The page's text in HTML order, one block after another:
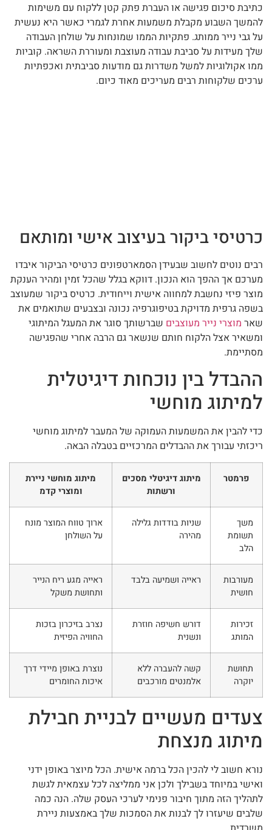
כתיבת סיכום פגישה או העברת פתק קטן ללקוח עם משימות
להמשך השבוע מקבלת משמעות אחרת לגמרי כאשר היא נעשית
על גבי נייר ממותג. פתקיות הממו שמונחות על שולחן העבודה
שלך מעידות על סביבת עבודה מעוצבת ומעוררת השראה. קוביות
ממו אקולוגיות למשל משדרות גם מודעות סביבתית ואכפתיות
ערכים שלקוחות רבים מעריכים מאוד כיום.
כרטיסי ביקור בעיצוב אישי ומותאם
רבים נוטים לחשוב שבעידן הסמארטפונים כרטיסי הביקור איבדו
מערכם אך ההפך הוא הנכון. דווקא בגלל שהכל זמין ומהיר הענקת
מוצר פיזי נחשבת למחווה אישית וייחודית. כרטיס ביקור שמעוצב
בשפה גרפית מדויקת בטיפוגרפיה נכונה ובצבעים שתואמים את
שאר מוצרי נייר מעוצבים שברשותך סוגר את המעגל המיתוגי
ומשאיר אצל הלקוח חותם שנשאר גם הרבה אחרי שהפגישה
מסתיימת.
ההבדל בין נוכחות דיגיטלית
למיתוג מוחשי
כדי להבין את המשמעות העמוקה של המעבר למיתוג מוחשי
ריכזתי עבורך את ההבדלים המרכזיים בטבלה הבאה.
פרמטר
מיתוג דיגיטלי מסכים
ורשתות
מיתוג מוחשי ניירת
ומוצרי קדמ
משך
תשומת
הלב
שניות בודדות גלילה
מהירה
ארוך טווח המוצר מונח
על השולחן
מעורבות
חושית
ראייה ושמיעה בלבד
ראייה מגע ריח הנייר
ותחושת משקל
זכירות
המותג
דורש חשיפה חוזרת
ונשנית
נצרב בזיכרון בזכות
החוויה הפיזית
תחושת
יוקרה
קשה להעברה ללא
אלמנטים מורכבים
נוצרת באופן מיידי דרך
איכות החומרים
צעדים מעשיים לבניית חבילת
מיתוג מנצחת
נורא חשוב לי להכין הכל ברמה אישית. הכל מיוצר באופן ידני
ואישי במיוחד בשבילך ולכן אני ממליצה לכל עצמאית לגשת
לתהליך הזה מתוך חיבור פנימי לערכי העסק שלה. הנה כמה
שלבים שיעזרו לך לבנות את הסמכות שלך באמצעות ניירת